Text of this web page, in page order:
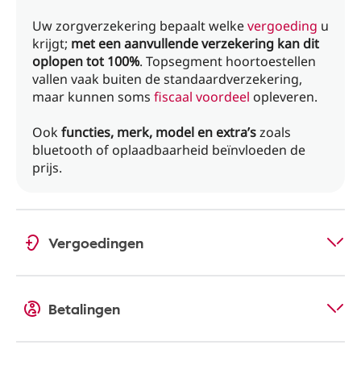
Uw zorgverzekering bepaalt welkevergoeding u
krijgt; met een aanvullende verzekering kan dit
oplopen tot 100%. Topsegment hoortoestellen
vallen vaak buiten de standaardverzekering,
maar kunnen soms fiscaal voordeel opleveren.
Ookfuncties, merk, model en extra’szoals
bluetooth of oplaadbaarheid beïnvloeden de
prijs.
Vergoedingen
Betalingen